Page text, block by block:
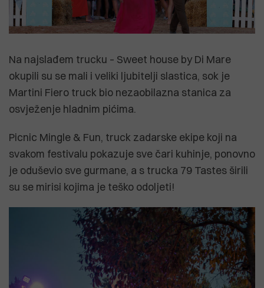
Na najslađem trucku – Sweet house by Di Mare
okupili su se mali i veliki ljubitelji slastica, sok je
Martini Fiero truck bio nezaobilazna stanica za
osvježenje hladnim pićima.
Picnic Mingle & Fun, truck zadarske ekipe koji na
svakom festivalu pokazuje sve čari kuhinje, ponovno
je oduševio sve gurmane, a s trucka 79 Tastes širili
su se mirisi kojima je teško odoljeti!